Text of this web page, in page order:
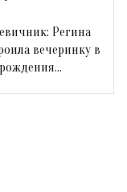
Регина
вечеринку в